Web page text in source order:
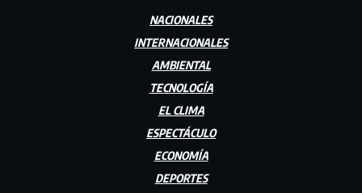
NACIONALES
INTERNACIONALES
AMBIENTAL
TECNOLOGÍA
EL CLIMA
ESPECTÁCULO
ECONOMÍA
DEPORTES